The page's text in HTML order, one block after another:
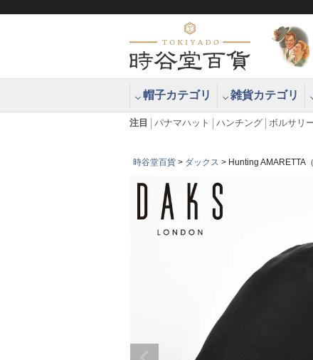
帽子カテゴリ 雑貨カテゴリ
注目 パナマハット ハンチング ボルサリ
時谷堂百貨 ダックス Hunting AMARETTA